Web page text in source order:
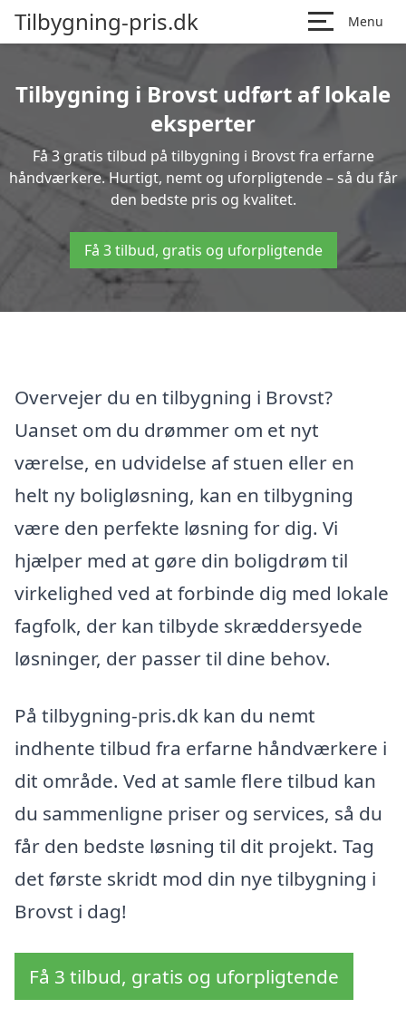
Tilbygning-pris.dk Menu
Tilbygning i Brovst udført af lokale
eksperter
Få 3 gratis tilbud på tilbygning i Brovst fra erfarne
håndværkere. Hurtigt, nemt og uforpligtende – så du får
den bedste pris og kvalitet.
Få 3 tilbud, gratis og uforpligtende
Overvejer du en tilbygning i Brovst?
Uanset om du drømmer om et nyt
værelse, en udvidelse af stuen eller en
helt ny boligløsning, kan en tilbygning
være den perfekte løsning for dig. Vi
hjælper med at gøre din boligdrøm til
virkelighed ved at forbinde dig med lokale
fagfolk, der kan tilbyde skræddersyede
løsninger, der passer til dine behov.
På tilbygning-pris.dk kan du nemt
indhente tilbud fra erfarne håndværkere i
dit område. Ved at samle flere tilbud kan
du sammenligne priser og services, så du
får den bedste løsning til dit projekt. Tag
det første skridt mod din nye tilbygning i
Brovst i dag!
Få 3 tilbud, gratis og uforpligtende